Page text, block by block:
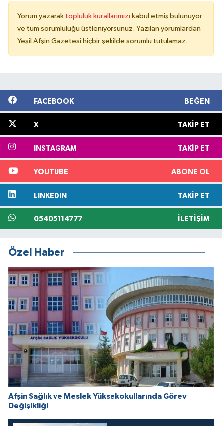
Yorum yazarak topluluk kurallarımızı kabul etmiş bulunuyor
ve tüm sorumluluğu üstleniyorsunuz. Yazılan yorumlardan
Yeşil Afşin Gazetesi hiçbir şekilde sorumlu tutulamaz.
FACEBOOK BEĞEN
X TAKIP ET
INSTAGRAM TAKIP ET
YOUTUBE ABONE OL
LINKEDIN TAKIP ET
05405114777 İLETIŞIM
Özel Haber
Afşin Sağlık ve Meslek Yüksekokullarında Görev
Değişikliği